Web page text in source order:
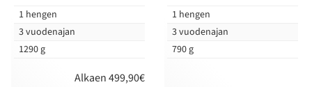
1 hengen
3 vuodenajan
1290 g
Alkaen 499,90€
1 hengen
3 vuodenajan
790 g